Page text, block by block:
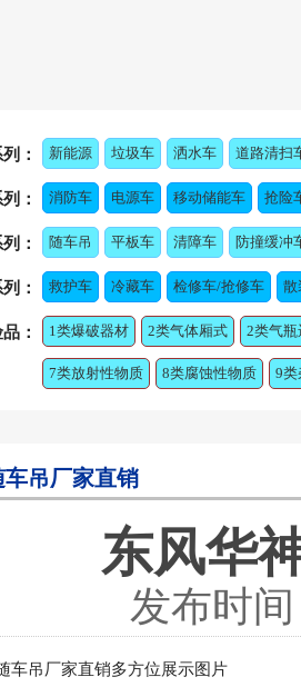
： 新能源 垃圾车 洒水车 道路清扫
： 消防车 电源车 移动储能车 抢险
： 随车吊 平板车 清障车 防撞缓冲
： 救护车 冷藏车 检修车/抢修车 散
： 1类爆破器材 2类气体厢式 2类气
7类放射性物质 8类腐蚀性物质 9类
吊厂家直销
东风华
发布时
车吊厂家直销多方位展示图片